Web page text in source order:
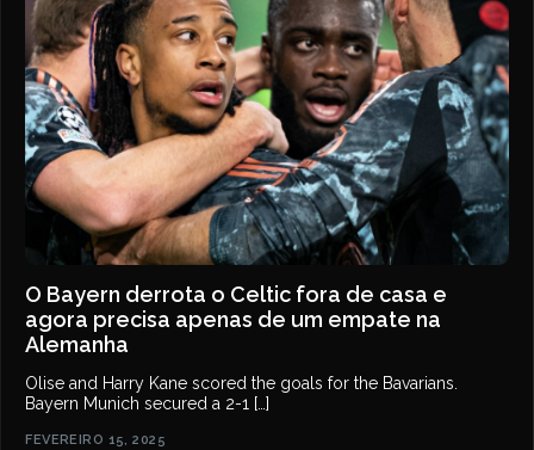
O Bayern derrota o Celtic fora de casa e
agora precisa apenas de um empate na
Alemanha
Olise and Harry Kane scored the goals for the Bavarians.
Bayern Munich secured a 2-1 […]
FEVEREIRO 15, 2025